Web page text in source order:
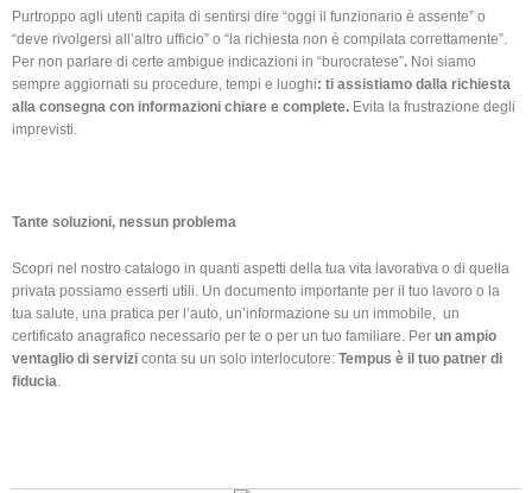
Purtroppo agli utenti capita di sentirsi dire “oggi il funzionario è assente” o
“deve rivolgersi all’altro ufficio” o “la richiesta non è compilata correttamente”.
Per non parlare di certe ambigue indicazioni in “burocratese”. Noi siamo
sempre aggiornati su procedure, tempi e luoghi: ti assistiamo dalla richiesta
alla consegna con informazioni chiare e complete. Evita la frustrazione degli
imprevisti.
Tante soluzioni, nessun problema
Scopri nel nostro catalogo in quanti aspetti della tua vita lavorativa o di quella
privata possiamo esserti utili. Un documento importante per il tuo lavoro o la
tua salute, una pratica per l’auto, un’informazione su un immobile, un
certificato anagrafico necessario per te o per un tuo familiare. Per un ampio
ventaglio di serviziconta su un solo interlocutore: Tempus è il tuo patner di
fiducia.